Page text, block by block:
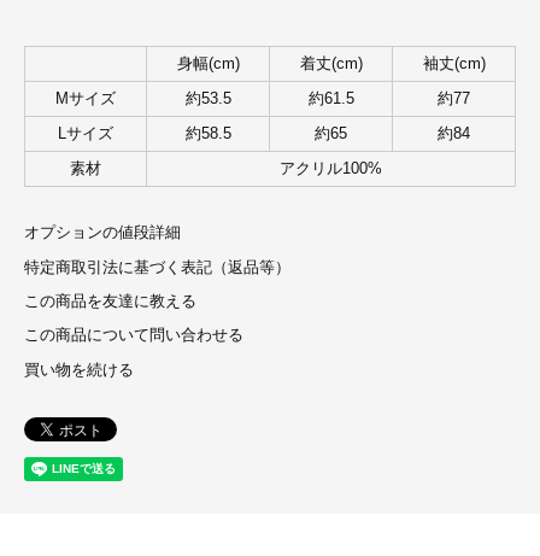
身幅(cm) 着丈(cm) 袖丈(cm)
Mサイズ 約53.5 約61.5 約77
Lサイズ 約58.5 約65 約84
素材 アクリル100%
オプションの値段詳細
特定商取引法に基づく表記（返品等）
この商品を友達に教える
この商品について問い合わせる
買い物を続ける